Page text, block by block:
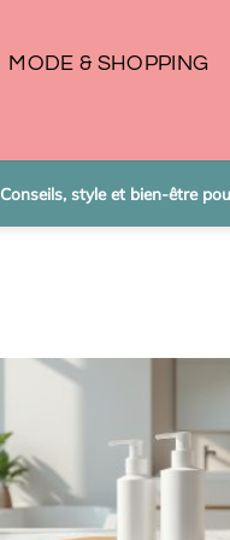
MODE & SHOPPING
Conseils, style et bien-être